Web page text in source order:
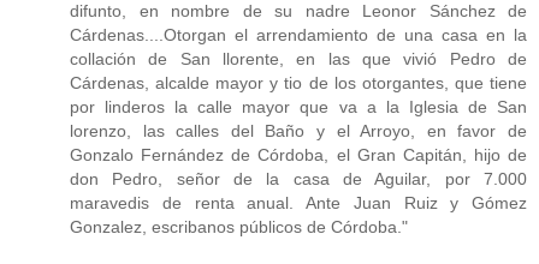
difunto, en nombre de su nadre Leonor Sánchez de
Cárdenas....Otorgan el arrendamiento de una casa en la
collación de San llorente, en las que vivió Pedro de
Cárdenas, alcalde mayor y tio de los otorgantes, que tiene
por linderos la calle mayor que va a la Iglesia de San
lorenzo, las calles del Baño y el Arroyo, en favor de
Gonzalo Fernández de Córdoba, el Gran Capitán, hijo de
don Pedro, señor de la casa de Aguilar, por 7.000
maravedis de renta anual. Ante Juan Ruiz y Gómez
Gonzalez, escribanos públicos de Córdoba."